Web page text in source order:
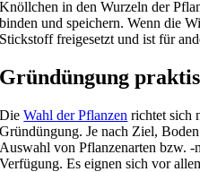
Knöllchen in den Wurzeln der
binden und speichern. Wenn die
Stickstoff freigesetzt und ist für
Gründüngung
DieWahl der Pflanzen richtet sich
Gründüngung. Je nach Ziel,
Auswahl von Pflanzenarten bzw. -
Verfügung. Es eignen sich vor